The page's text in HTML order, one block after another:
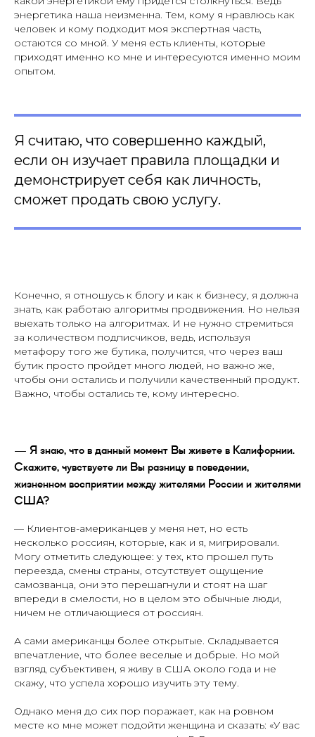
энергетика наша неизменна. Тем, кому я нравлюсь как
человек и кому подходит моя экспертная часть,
остаются со мной. У меня есть клиенты, которые
приходят именно ко мне и интересуются именно моим
опытом.
Я считаю, что совершенно каждый,
если он изучает правила площадки и
демонстрирует себя как личность,
сможет продать свою услугу.
Конечно, я отношусь к блогу и как к бизнесу, я должна
знать, как работаю алгоритмы продвижения. Но нельзя
выехать только на алгоритмах. И не нужно стремиться
за количеством подписчиков, ведь, используя
метафору того же бутика, получится, что через ваш
бутик просто пройдет много людей, но важно же,
чтобы они остались и получили качественный продукт.
Важно, чтобы остались те, кому интересно.
— Я знаю, что в данный момент Вы живете в Калифорнии.
Скажите, чувствуете ли Вы разницу в поведении,
жизненном восприятии между жителями России и жителями
США?
— Клиентов-американцев у меня нет, но есть
несколько россиян, которые, как и я, мигрировали.
Могу отметить следующее: у тех, кто прошел путь
переезда, смены страны, отсутствует ощущение
самозванца, они это перешагнули и стоят на шаг
впереди в смелости, но в целом это обычные люди,
ничем не отличающиеся от россиян.
А сами американцы более открытые. Складывается
впечатление, что более веселые и добрые. Но мой
взгляд субъективен, я живу в США около года и не
скажу, что успела хорошо изучить эту тему.
Однако меня до сих пор поражает, как на ровном
месте ко мне может подойти женщина и сказать: «У вас